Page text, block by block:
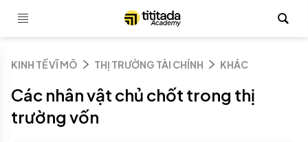
KINH TẾ VĨ MÔ THỊ TRƯỜNG TÀI CHÍNH KHÁC
Các nhân vật chủ chốt trong thị
trường vốn